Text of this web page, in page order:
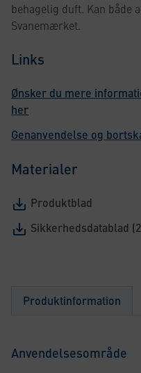
behagelig duft. Kan både
Svanemærket.
Links
Ønsker du mere
her
Genanvendelse og
Materialer
Produktblad
Sikkerhedsdatablad
Produktinformation
Anvendelsesområde